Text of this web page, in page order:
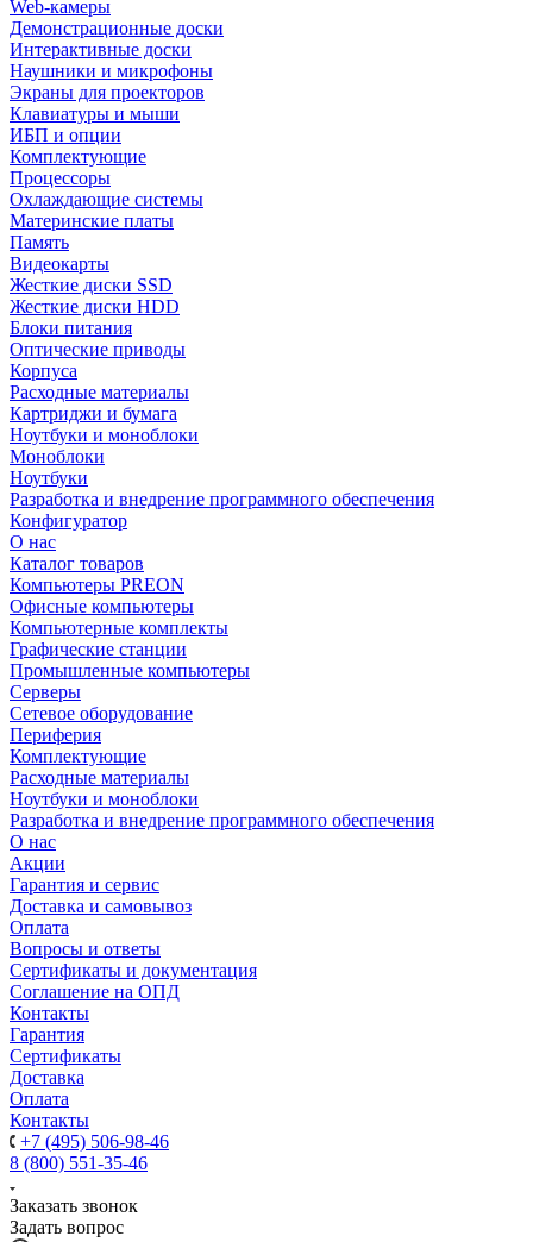
Web-камеры
Демонстрационные доски
Интерактивные доски
Наушники и микрофоны
Экраны для проекторов
Клавиатуры и мыши
ИБП и опции
Комплектующие
Процессоры
Охлаждающие системы
Материнские платы
Память
Видеокарты
Жесткие диски SSD
Жесткие диски HDD
Блоки питания
Оптические приводы
Корпуса
Расходные материалы
Картриджи и бумага
Ноутбуки и моноблоки
Моноблоки
Ноутбуки
Разработка и внедрение программного обеспечения
Конфигуратор
О нас
Каталог товаров
Компьютеры PREON
Офисные компьютеры
Компьютерные комплекты
Графические станции
Промышленные компьютеры
Серверы
Сетевое оборудование
Периферия
Комплектующие
Расходные материалы
Ноутбуки и моноблоки
Разработка и внедрение программного обеспечения
О нас
Акции
Гарантия и сервис
Доставка и самовывоз
Оплата
Вопросы и ответы
Сертификаты и документация
Соглашение на ОПД
Контакты
Гарантия
Сертификаты
Доставка
Оплата
Контакты
+7 (495) 506-98-46
8 (800) 551-35-46
Заказать звонок
Задать вопрос